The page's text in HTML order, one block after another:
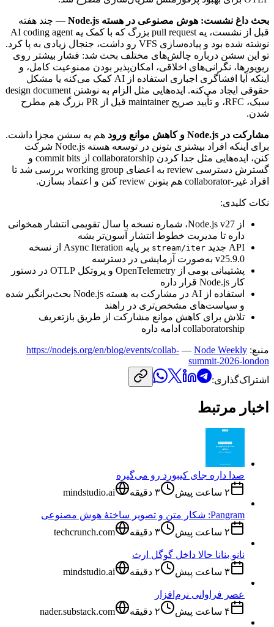
بحث داغ نشست: هوش مصنوعی در هسته Node.js
— چند هفته
قبل از نشست، یه pull request بزرگ که با کمک یه AI coding agent
نوشته شده بود و پیاده‌سازی VFS رو داشت، جنجال زیادی به پا کرد.
تو این سشن درباره چالش‌های مختلف بحث شد: فشار بیشتر روی
ریویورها، نگرانی‌های اخلاقی، امکان‌پذیر بودن ممنوعیت کامل، و
اینکه آیا افشاگری اجباری استفاده از AI کمک می‌کنه یا مشکل
حقوقی ایجاد می‌کنه. ایده‌هایی مثل الزام به نوشتن design document
سبک، RFC، و تأیید صریح maintainer قبل از PR بزرگ هم مطرح
شدن.
مشارکت در Node.js و کاهش موانع ورود هم یه سشن مجزا
داشت.
برای اینکه افراد بیشتری بتونن در توسعه هسته Node.js شرکت
کنن، ایده‌هایی مثل جدا کردن collaboratorship از commit bits و
گسترش دسترسی review به اعضای working group بررسی شد تا
افراد غیر-collaborator هم بتونن review کنن و اعتماد بسازن.
نکات کلیدی:
از Node.js v27، شماره نسخه با سال تقویمی انتشار همخوانی
داره تا مدیریت خطوط انتشار آسون‌تر بشه
API جدید stream/iter بر پایه Async Iteration از نسخه
v25.9.0 به‌صورت آزمایشی در دسترسه
پشتیبانی بومی از OpenTelemetry و پروتکل OTLP در دستور
کار Node.js قرار داره
استفاده از AI در مشارکت به هسته Node.js بحث‌برانگیز شده
و سیاست‌های مشخص‌تری در راهند
تلاش برای کاهش موانع مشارکت از طریق بازتعریف
collaboratorship ادامه داره
منبع: Node Weekly
—
https://nodejs.org/en/blog/events/collab-
summit-2026-london
اشتراک‌گذاری:
اخبار مرتبط
صدا داره جای کیبورد رو می‌گیره
۲ ساعت پیش
۳ دقیقه mindstudio.ai
Pangram: شکار متن و تصویر ساختهٔ هوش مصنوعی
۲ ساعت پیش
۳ دقیقه techcrunch.com
نانو بنانا حالا داخل گوگل ارث
۳ ساعت پیش
۲ دقیقه mindstudio.ai
عصر فراوانی نرم‌افزار
۴ ساعت پیش
۲ دقیقه nader.substack.com